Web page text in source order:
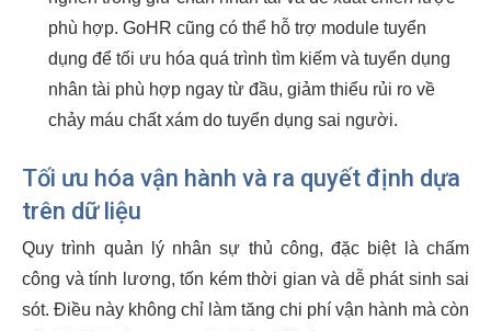
phù hợp. GoHR cũng có thể hỗ trợ module tuyển
dụng để tối ưu hóa quá trình tìm kiếm và tuyển dụng
nhân tài phù hợp ngay từ đầu, giảm thiểu rủi ro về
chảy máu chất xám do tuyển dụng sai người.
Tối ưu hóa vận hành và ra quyết định dựa
trên dữ liệu
Quy trình quản lý nhân sự thủ công, đặc biệt là chấm
công và tính lương, tốn kém thời gian và dễ phát sinh sai
sót. Điều này không chỉ làm tăng chi phí vận hành mà còn